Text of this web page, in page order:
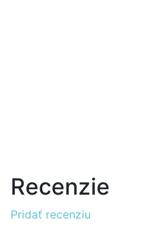
Recenzie
Pridať recenziu